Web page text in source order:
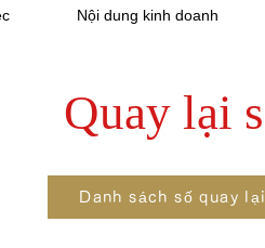
Nội dung kinh doanh
Quay lại
Danh sách số quay lại